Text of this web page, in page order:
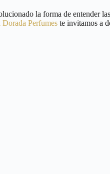
la forma de entender
Dorada Perfumes te invitamos a